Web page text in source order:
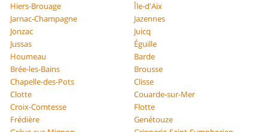
Hiers-Brouage
Île-d'Aix
Jarnac-Champagne
Jazennes
Jonzac
Juicq
Jussas
Éguille
Houmeau
Barde
Brée-les-Bains
Brousse
Chapelle-des-Pots
Clisse
Clotte
Couarde-sur-Mer
Croix-Comtesse
Flotte
Frédière
Genétouze